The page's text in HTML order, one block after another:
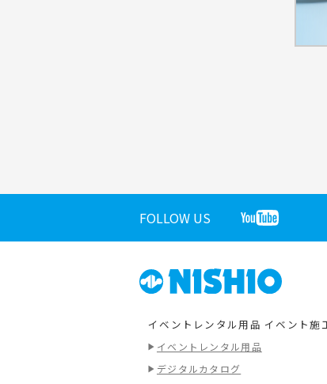
FOLLOW US
イベントレンタル用品
イベントレンタル用品
デジタルカタログ
イベント施